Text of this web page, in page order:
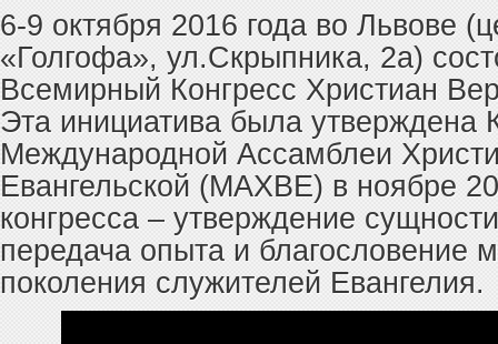
6-9 октября 2016 года во Львове
«Голгофа», ул.Скрыпника, 2а)
Всемирный Конгресс Христиан
Эта инициатива была утверждена
Международной Ассамблеи
Евангельской (МАХВЕ) в ноябре
конгресса – утверждение
передача опыта и благословение
поколения служителей Евангелия.